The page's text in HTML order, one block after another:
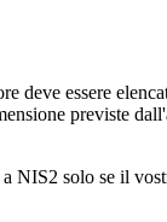
deve essere
previste
solo se il